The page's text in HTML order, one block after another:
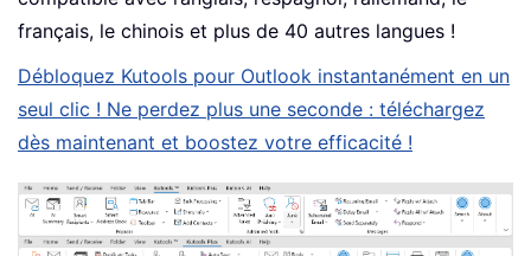
français, le chinois et plus de 40 autres langues !
Débloquez Kutools pour Outlook instantanément en un
seul clic ! Ne perdez plus une seconde : téléchargez
dès maintenant et boostez votre efficacité !